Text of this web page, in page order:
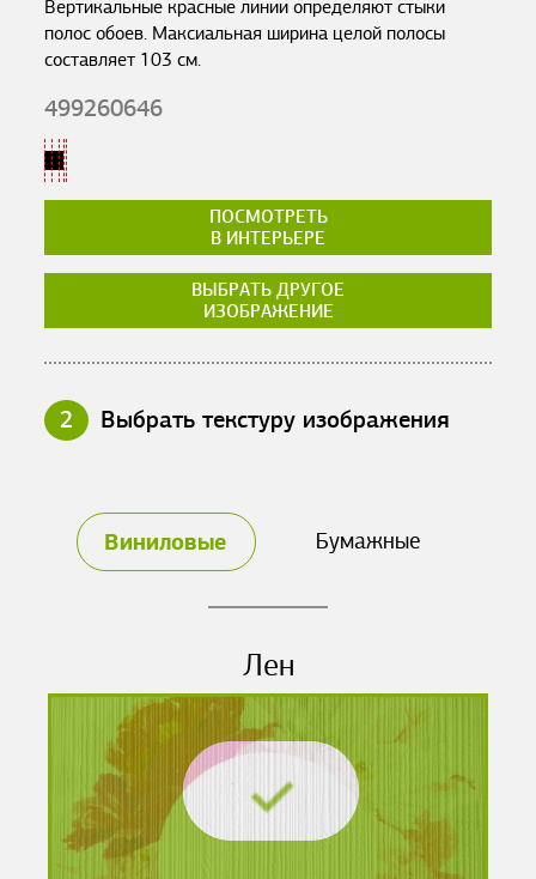
Вертикальные красные линии определяют стыки
полос обоев. Максиальная ширина целой полосы
составляет 103 см.
499260646
ПОСМОТРЕТЬ
В ИНТЕРЬЕРЕ
ВЫБРАТЬ ДРУГОЕ
ИЗОБРАЖЕНИЕ
2 Выбрать текстуру изображения
Виниловые Бумажные
Лен